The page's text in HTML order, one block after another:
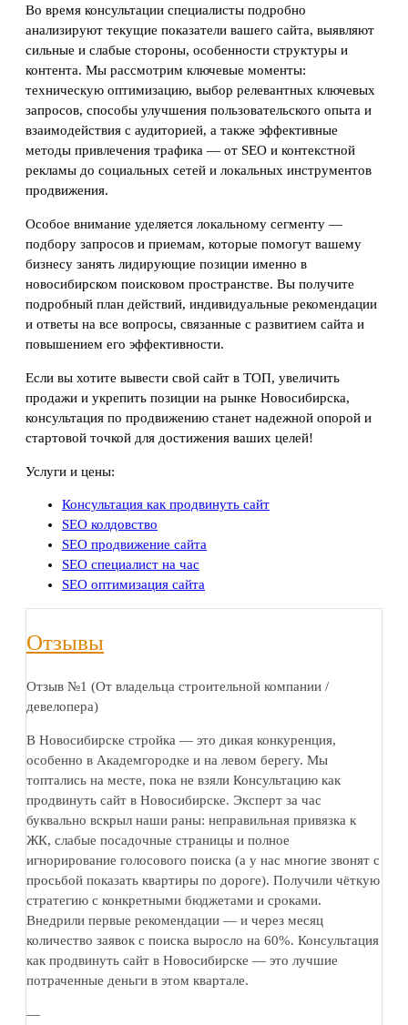
Во время консультации специалисты подробно
анализируют текущие показатели вашего сайта, выявляют
сильные и слабые стороны, особенности структуры и
контента. Мы рассмотрим ключевые моменты:
техническую оптимизацию, выбор релевантных ключевых
запросов, способы улучшения пользовательского опыта и
взаимодействия с аудиторией, а также эффективные
методы привлечения трафика — от SEO и контекстной
рекламы до социальных сетей и локальных инструментов
продвижения.
Особое внимание уделяется локальному сегменту —
подбору запросов и приемам, которые помогут вашему
бизнесу занять лидирующие позиции именно в
новосибирском поисковом пространстве. Вы получите
подробный план действий, индивидуальные рекомендации
и ответы на все вопросы, связанные с развитием сайта и
повышением его эффективности.
Если вы хотите вывести свой сайт в ТОП, увеличить
продажи и укрепить позиции на рынке Новосибирска,
консультация по продвижению станет надежной опорой и
стартовой точкой для достижения ваших целей!
Услуги и цены:
Консультация как продвинуть сайт
SEO колдовство
SEO продвижение сайта
SEO специалист на час
SEO оптимизация сайта
Отзывы
Отзыв №1 (От владельца строительной компании /
девелопера)
В Новосибирске стройка — это дикая конкуренция,
особенно в Академгородке и на левом берегу. Мы
топтались на месте, пока не взяли Консультацию как
продвинуть сайт в Новосибирске. Эксперт за час
буквально вскрыл наши раны: неправильная привязка к
ЖК, слабые посадочные страницы и полное
игнорирование голосового поиска (а у нас многие звонят с
просьбой показать квартиры по дороге). Получили чёткую
стратегию с конкретными бюджетами и сроками.
Внедрили первые рекомендации — и через месяц
количество заявок с поиска выросло на 60%. Консультация
как продвинуть сайт в Новосибирске — это лучшие
потраченные деньги в этом квартале.
—